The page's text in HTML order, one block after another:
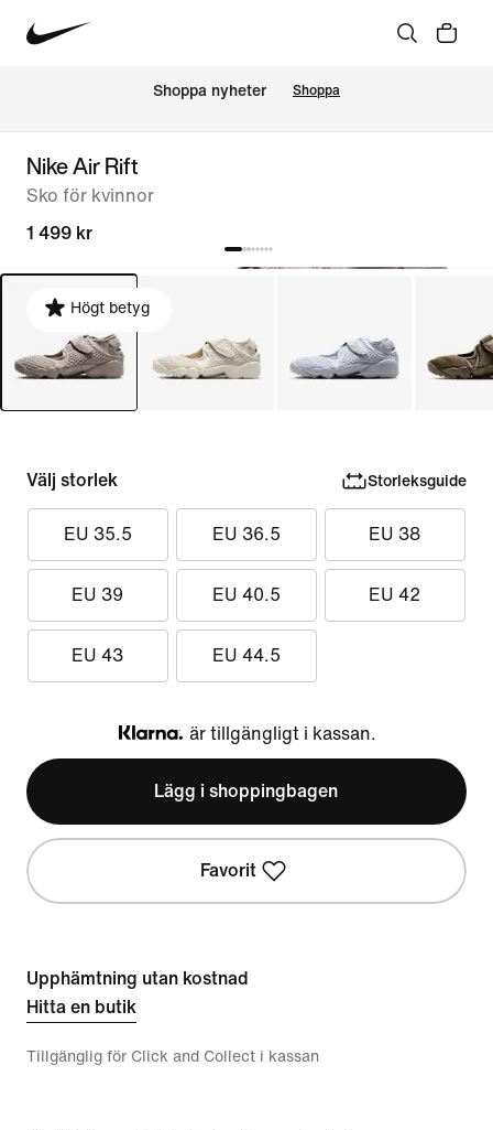
Shoppa nyheter Shoppa
Nike Air Rift
Sko för kvinnor
1 499 kr
Högt betyg
Välj storlek Storleksguide
EU 35.5 EU 36.5 EU 38
EU 39 EU 40.5 EU 42
EU 43 EU 44.5
Klarna
är tillgängligt i kassan.
Lägg i shoppingbagen
Favorit
Upphämtning utan kostnad
Hitta en butik
Tillgänglig för Click and Collect i kassan